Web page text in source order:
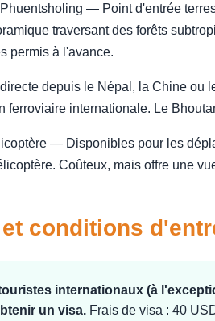
— Point d'entrée
traversant des forêts
permis à l'avance.
depuis le Népal, la Chine ou
ferroviaire internationale. Le
— Disponibles pour les
Coûteux, mais offre une
et conditions
internationaux (à
un visa. Frais de visa : 40